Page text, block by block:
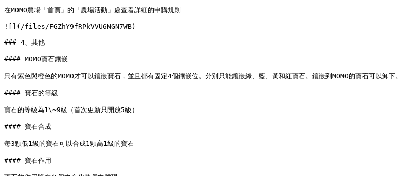
在MOMO農場「首頁」的「農場活動」處查看詳細的申購規則
![](/files/FGZhY9fRPkVVU6NGN7WB)
### 4、其他
#### MOMO寶石鑲嵌
只有紫色與橙色的MOMO才可以鑲嵌寶石，並且都有固定4個鑲嵌位。分別只能鑲嵌綠、藍、黃和紅寶石。鑲嵌到MOMO的寶石可以卸下。
#### 寶石的等級
寶石的等級為1\~9級（首次更新只開放5級）
#### 寶石合成
每3顆低1級的寶石可以合成1顆高1級的寶石
#### 寶石作用